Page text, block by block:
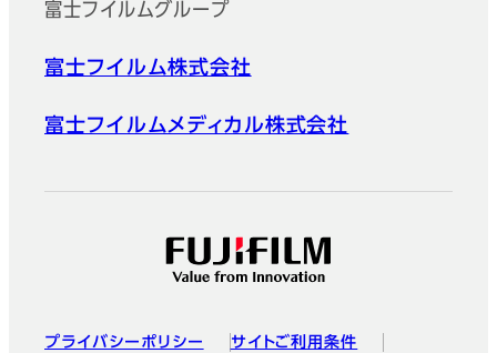
富士フイルムグループ
富士フイルム株式会社
富士フイルムメディカル株式会社
プライバシーポリシー
サイトご利用条件